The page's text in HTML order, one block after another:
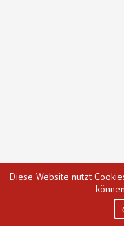
Diese Website nutzt